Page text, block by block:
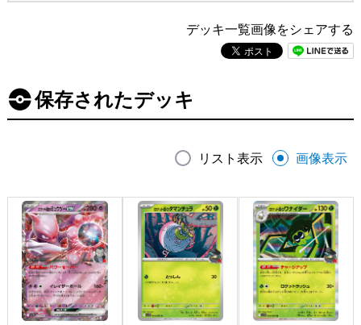
デッキ一覧画像をシェアする
保存されたデッキ
リスト表示 画像表示